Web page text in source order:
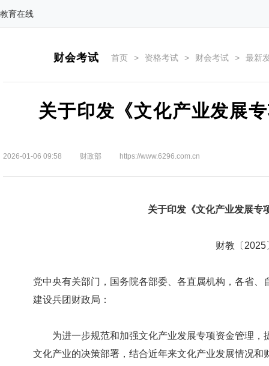
教育在线
财会考试 首页 > 资格考试 > 财会考试 > 最新
关于印发《文化产业发展
2026-01-06 09:58 财政部 https://www.6296.com.cn
关于印发《文化产业发展专
财教〔2025
党中央有关部门，国务院各部委、各直属机构，各省
建设兵团财政局：
为进一步规范和加强文化产业发展专项资金管理，
文化产业的决策部署，结合近年来文化产业发展情况